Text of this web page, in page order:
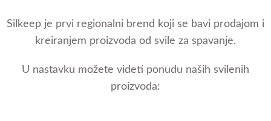
Silkeep je prvi regionalni brend koji se bavi prodajom i
kreiranjem proizvoda od svile za spavanje.
U nastavku možete videti ponudu naših svilenih
proizvoda: